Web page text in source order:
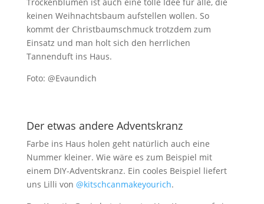
keinen Weihnachtsbaum aufstellen wollen. So
kommt der Christbaumschmuck trotzdem zum
Einsatz und man holt sich den herrlichen
Tannenduft ins Haus.
Foto: @Evaundich
Der etwas andere Adventskranz
Farbe ins Haus holen geht natürlich auch eine
Nummer kleiner. Wie wäre es zum Beispiel mit
einem DIY-Adventskranz. Ein cooles Beispiel liefert
uns Lilli von @kitschcanmakeyourich.